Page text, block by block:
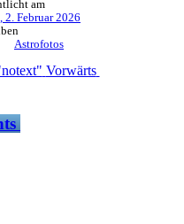
am
2. Februar 2026
Astrofotos
Vorwärts